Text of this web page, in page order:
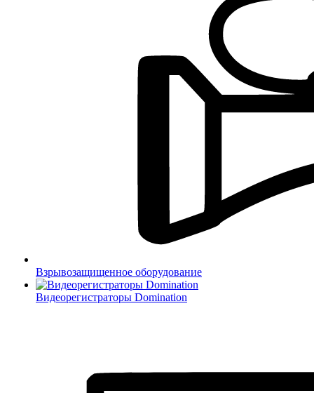
Взрывозащищенное оборудование
Видеорегистраторы Domination